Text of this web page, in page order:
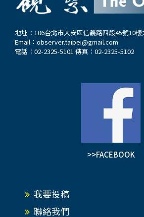
地址：106台北市大安區信義路四段45號10樓
Email： observer.taipei@gmail.com
電話：02-2325-5101 傳真：02-2325-5102
>>FACEBOOK
我要投稿
聯絡我們